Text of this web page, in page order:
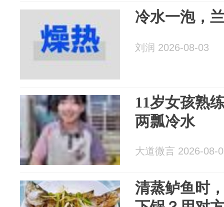
冷水一泡，
刘润 2026-08-03
11岁女孩熟
两瓢冷水
大道微言 2026-08-
清蒸鲈鱼时